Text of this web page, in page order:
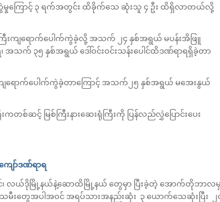
က်ကွဲမှုကြောင့် ၃ ရက်အတွင်း ထိခိုက်သေ ဆုံးသူ ၄ ဦး ထိရှိလာတယ်လို့
ြီးကျရောက်ပေါက်ကွဲခဲ့လို့ အသက် ၂၄ နှစ်အရွယ် မပန်းအိဖြူ
အသက် ၃၅ နှစ်အရွယ် ဒေါ်ဝင်းဝင်းသန်းပေါင်ထိဒဏ်ရာရရှိခဲ့တာ
ကျရောက်ပေါက်ကွဲခဲ့တာကြောင့် အသက်၂၅ နှစ်အရွယ် မအေးနွယ်
ဆင့် မြစ်ကြီးနားဆေးရုံကြီးကို ပြန်လည်လွှဲပြောင်းပေး
ော်ဒဏ်ရာရ
၊ လယ်ဒိုမြို့နယ်နဲ့ဆောထိမြို့နယ် တွေမှာ ပြီးခဲ့တဲ့ အောက်တိုဘာလ
းတွေအပါအဝင် အရပ်သားအနည်းဆုံး ၃ ယောက်သေဆုံးပြီး ၂